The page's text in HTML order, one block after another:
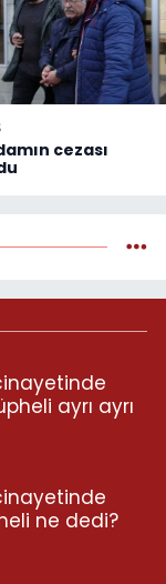
cezası
ayrı ayrı
ne dedi?